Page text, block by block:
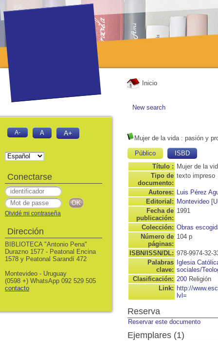
Inicio
New search
Mujer de la vida: pasión y
Público
ISBD
Título : Mujer de la
Tipo de
documento:
texto impreso
Autores: Luis Pérez
Editorial: Montevideo
Fecha de
publicación:
1991
Colección: Obras
Número de
páginas:
104 p
ISBN/ISSN/DL: 978-9974-32-
Palabras
clave:
Iglesia
sociales/
Clasificación: 200 Religión
Link: http://
lvl=
Reserva
Reservar este documento
Ejemplares (1)
A- A A+
Conectarse
Olvidé mi contraseña
Dirección
BIBLIOTECA "Antonio Pena"
Durazno 1577 - Peatonal Encina
1578 y Peatonal Sarandí 472
Montevideo - Uruguay
(0598 +) WhatsApp 092 529 505
contacto